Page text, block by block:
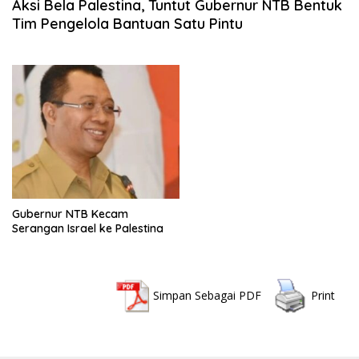
Aksi Bela Palestina, Tuntut Gubernur NTB Bentuk
Tim Pengelola Bantuan Satu Pintu
Gubernur NTB Kecam
Serangan Israel ke Palestina
Simpan Sebagai PDF Print